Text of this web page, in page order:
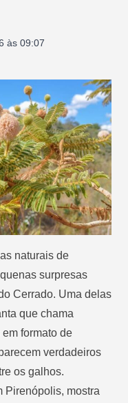
às 09:07
naturais de
surpresas
Cerrado. Uma delas
que chama
formato de
verdadeiros
os galhos.
Pirenópolis, mostra